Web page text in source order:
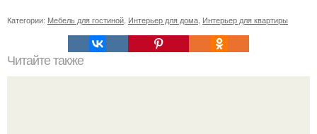
Категории: Мебель для гостиной, Интерьер для дома, Интерьер для квартиры
Читайте также